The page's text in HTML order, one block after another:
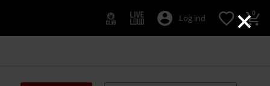
×
Log ind 0